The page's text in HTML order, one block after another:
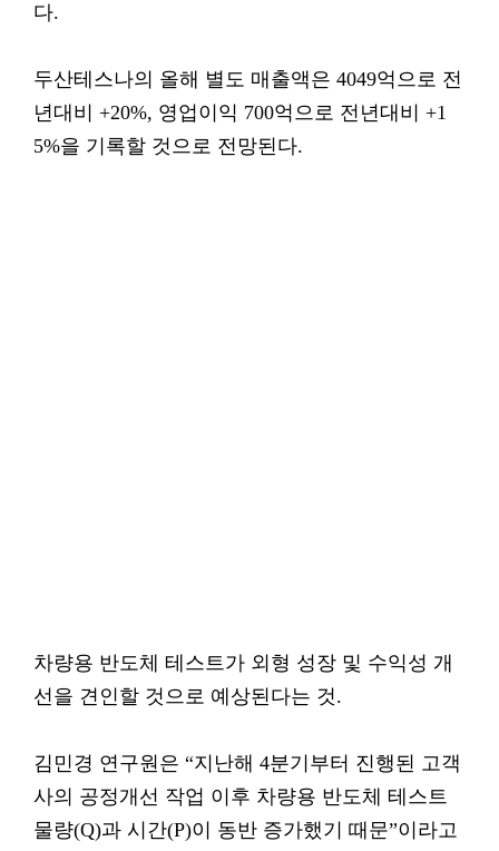
다.
두산테스나의 올해 별도 매출액은 4049억으로 전
년대비 +20%, 영업이익 700억으로 전년대비 +1
5%을 기록할 것으로 전망된다.
차량용 반도체 테스트가 외형 성장 및 수익성 개
선을 견인할 것으로 예상된다는 것.
김민경 연구원은 “지난해 4분기부터 진행된 고객
사의 공정개선 작업 이후 차량용 반도체 테스트
물량(Q)과 시간(P)이 동반 증가했기 때문”이라고